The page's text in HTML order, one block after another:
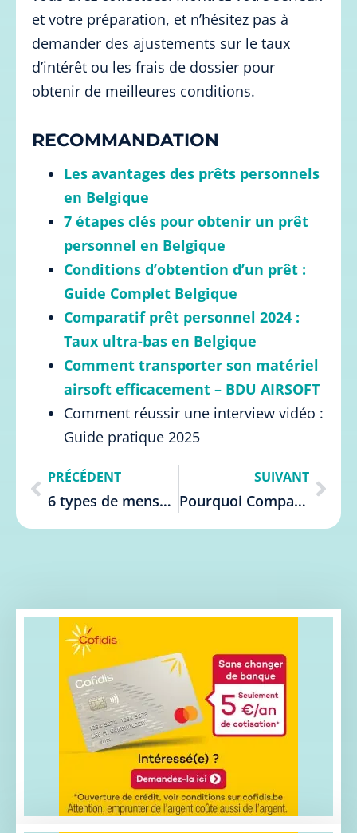
et votre préparation, et n’hésitez pas à
demander des ajustements sur le taux
d’intérêt ou les frais de dossier pour
obtenir de meilleures conditions.
RECOMMANDATION
Les avantages des prêts personnels
en Belgique
7 étapes clés pour obtenir un prêt
personnel en Belgique
Conditions d’obtention d’un prêt :
Guide Complet Belgique
Comparatif prêt personnel 2024 :
Taux ultra-bas en Belgique
Comment transporter son matériel
airsoft efficacement – BDU AIRSOFT
Comment réussir une interview vidéo :
Guide pratique 2025
PRÉCÉDENT
6 types de mensualités prêt à connaître pour bien emprunter
SUIVANT
Pourquoi Comparer Les Prêts : Guide Complet Belgique